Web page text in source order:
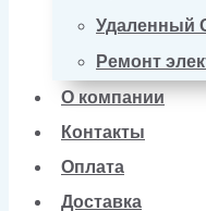
Удаленный
Ремонт
О компании
Контакты
Оплата
Доставка